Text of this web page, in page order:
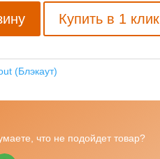
Купить в 1 клик
(Блэкаут)
что не подойдет товар?